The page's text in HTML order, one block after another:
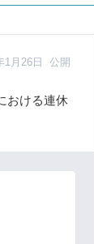
1月26日 公開
おける連休